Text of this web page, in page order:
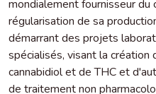
mondialement fournisseur du
régularisation de sa
démarrant des projets
spécialisés, visant la
cannabidiol et de THC et
de traitement non